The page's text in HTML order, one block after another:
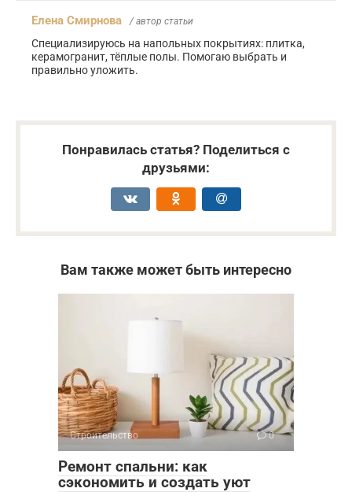
Елена Смирнова / автор статьи
Специализируюсь на напольных покрытиях: плитка,
керамогранит, тёплые полы. Помогаю выбрать и
правильно уложить.
Понравилась статья? Поделиться с
друзьями:
Вам также может быть интересно
Строительство 0
Ремонт спальни: как
сэкономить и создать уют